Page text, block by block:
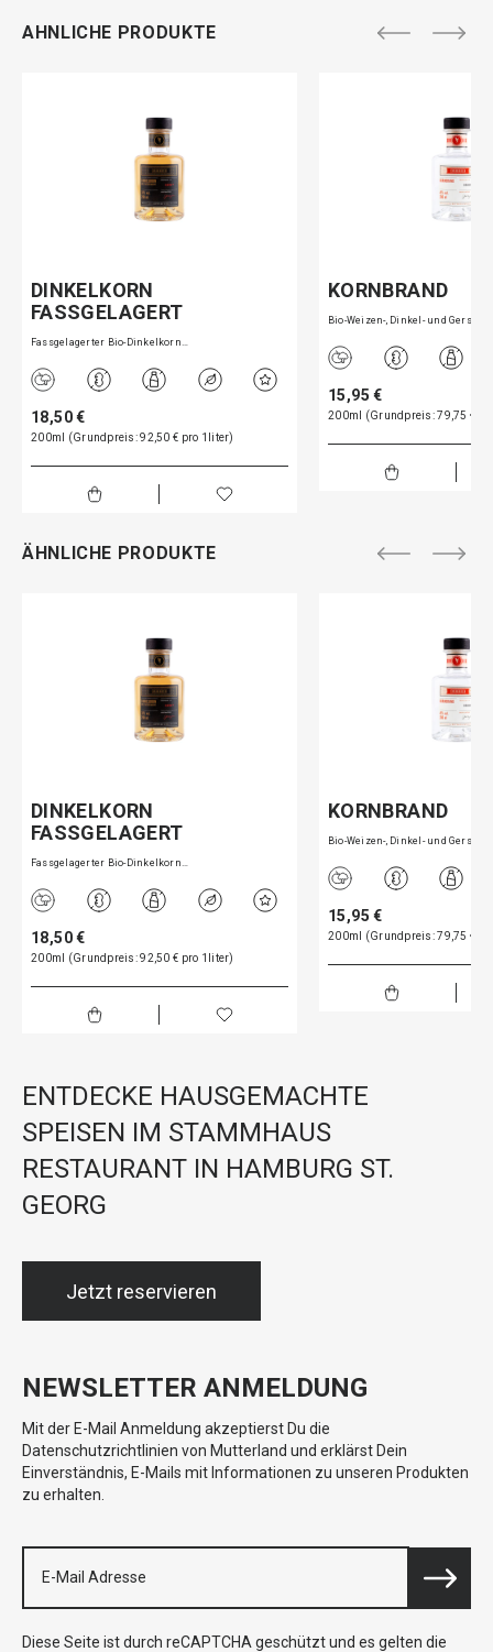
AHNLICHE PRODUKTE
DINKELKORN
FASSGELAGERT
Fassgelagerter Bio-Dinkelkorn…
18,50 €
200ml (Grundpreis: 92,50 € pro 1liter)
KORNBRAND
Bio-Weizen-, Dinkel- und Gers…
15,95 €
200ml (Grundpreis: 79,75 €
ÄHNLICHE PRODUKTE
DINKELKORN
FASSGELAGERT
Fassgelagerter Bio-Dinkelkorn…
18,50 €
200ml (Grundpreis: 92,50 € pro 1liter)
KORNBRAND
Bio-Weizen-, Dinkel- und Gers…
15,95 €
200ml (Grundpreis: 79,75 €
ENTDECKE HAUSGEMACHTE
SPEISEN IM STAMMHAUS
RESTAURANT IN HAMBURG ST.
GEORG
Jetzt reservieren
NEWSLETTER ANMELDUNG
Mit der E-Mail Anmeldung akzeptierst Du die
Datenschutzrichtlinien von Mutterland und erklärst Dein
Einverständnis, E-Mails mit Informationen zu unseren Produkten
zu erhalten.
Diese Seite ist durch reCAPTCHA geschützt und es gelten die